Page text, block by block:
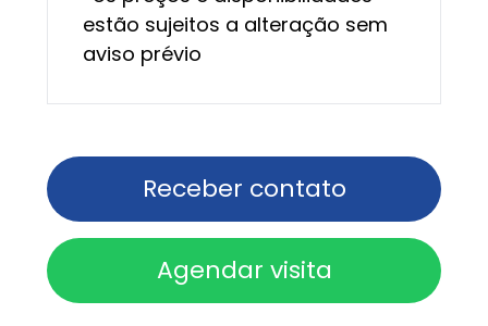
estão sujeitos a alteração sem
aviso prévio
Receber contato
Agendar visita